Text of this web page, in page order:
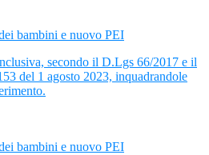
bambini e nuovo PEI
secondo il D.Lgs 66/2017 e il
del 1 agosto 2023, inquadrandole
bambini e nuovo PEI